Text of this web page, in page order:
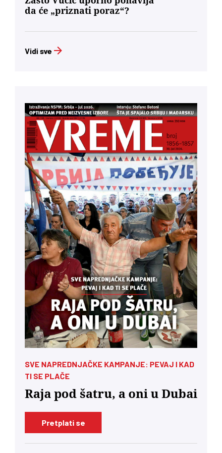
da će „priznati poraz“?
Vidi sve
SVE NAPREDNJAČKE KAMPANJE: PEVAJ I KAD
TI SE PLAČE
Raja pod šatru, a oni u Dubai
Pretplati se